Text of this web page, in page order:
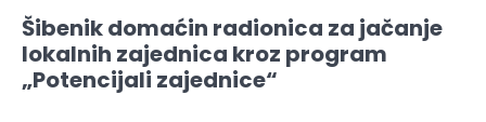
Šibenik domaćin radionica za jačanje
lokalnih zajednica kroz program
„Potencijali zajednice“